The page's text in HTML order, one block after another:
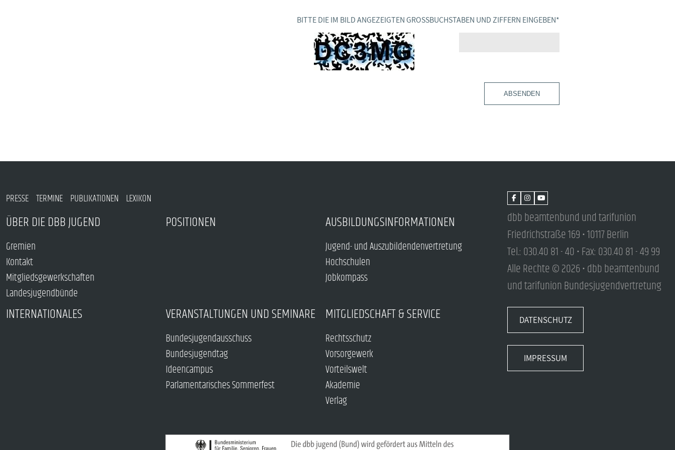
Landesjugendbünde
Parlamentarisches Sommerfest
AkademieBITTE DIE IM BILD ANGEZEIGTEN GROSSBUCHSTABEN UND ZIFFERN EINGEBEN *
ABSENDEN
PRESSE TERMINE PUBLIKATIONEN LEXIKON
ÜBER DIE DBB JUGEND
Gremien
Kontakt
Mitgliedsgewerkschaften
Landesjugendbünde
POSITIONEN AUSBILDUNGSINFORMATIONEN
Jugend- und Auszubildendenvertretung
Hochschulen
Jobkompass
INTERNATIONALES VERANSTALTUNGEN UND SEMINARE
Bundesjugendausschuss
Bundesjugendtag
Ideencampus
Parlamentarisches Sommerfest
MITGLIEDSCHAFT & SERVICE
Rechtsschutz
Vorsorgewerk
Vorteilswelt
Akademie
Verlag
dbb beamtenbund und tarifunion
Friedrichstraße 169 • 10117 Berlin
Tel.: 030.40 81 - 40 • Fax: 030.40 81 - 49 99
Alle Rechte © 2026 • dbb beamtenbund
und tarifunion Bundesjugendvertretung
DATENSCHUTZ
IMPRESSUM